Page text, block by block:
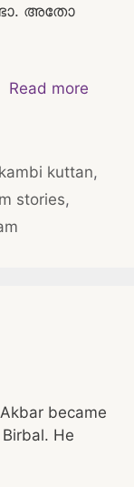
അതോ
Read more
kambi kuttan,
stories,
became
He